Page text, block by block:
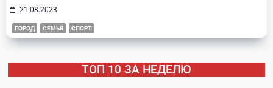
21.08.2023
ГОРОД СЕМЬЯ СПОРТ
ТОП 10 ЗА НЕДЕЛЮ